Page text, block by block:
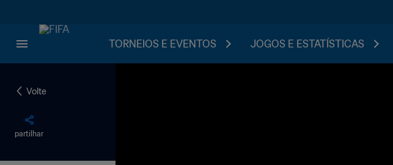
TORNEIOS E EVENTOS JOGOS E ESTATÍSTICAS
Volte
partilhar